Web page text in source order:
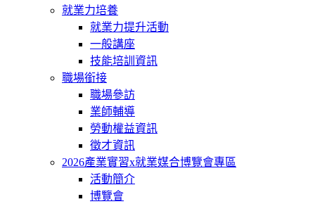
就業力培養
就業力提升活動
一般講座
技能培訓資訊
職場銜接
職場參訪
業師輔導
勞動權益資訊
徵才資訊
2026產業實習x就業媒合博覽會專區
活動簡介
博覽會